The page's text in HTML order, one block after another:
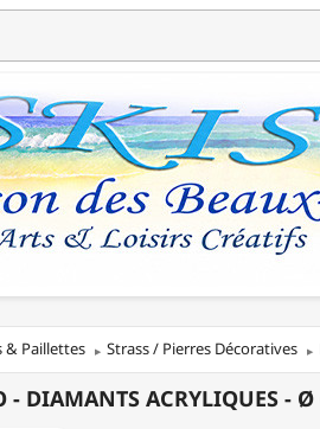
& Paillettes Strass / Pierres Décoratives
- DIAMANTS ACRYLIQUES -